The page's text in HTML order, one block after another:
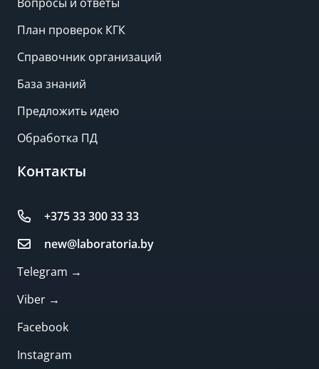
План проверок КГК
Справочник организаций
База знаний
Предложить идею
Обработка ПД
Контакты
+375 33 300 33 33
new@laboratoria.by
Telegram →
Viber →
Facebook
Instagram